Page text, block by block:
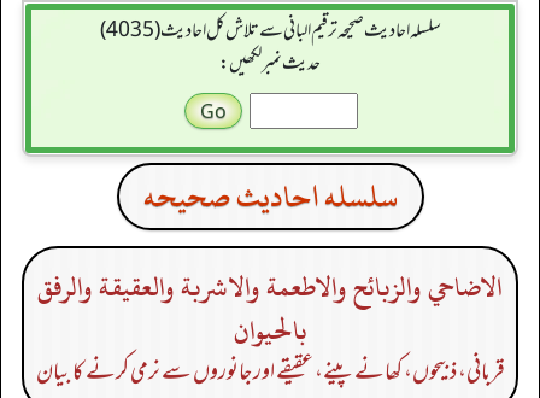
سلسله احاديث صحيحه ترقیم البانی سے تلاش کل احادیث (4035)
حدیث نمبر لکھیں:
سلسله احاديث صحيحه
الاضاحي والزبائح والاطعمة والاشربة والعقيقة والرفق
بالحيوان
قربانی، ذبیحوں، کھانے پینے، عقیقے اور جانوروں سے نرمی کرنے کا بیان